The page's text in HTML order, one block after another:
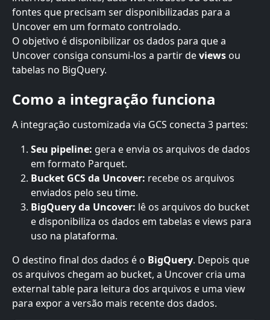
fontes que precisam ser disponibilizadas para a
Uncover em um formato controlado.
O objetivo é disponibilizar os dados para que a
Uncover consiga consumi-los a partir de views ou
tabelas no BigQuery.
Como a integração funciona
A integração customizada via GCS conecta 3 partes:
Seu pipeline: gera e envia os arquivos de dados
em formato Parquet.
Bucket GCS da Uncover: recebe os arquivos
enviados pelo seu time.
BigQuery da Uncover: lê os arquivos do bucket
e disponibiliza os dados em tabelas e views para
uso na plataforma.
O destino final dos dados é o BigQuery. Depois que
os arquivos chegam ao bucket, a Uncover cria uma
external table para leitura dos arquivos e uma view
para expor a versão mais recente dos dados.